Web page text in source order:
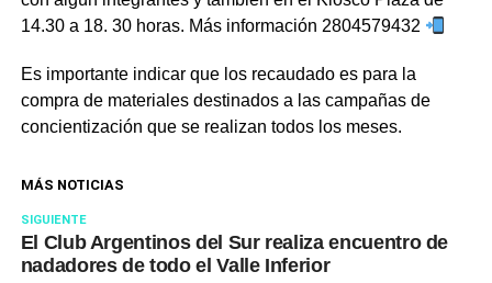
14.30 a 18. 30 horas. Más información 2804579432
Es importante indicar que los recaudado es para la
compra de materiales destinados a las campañas de
concientización que se realizan todos los meses.
MÁS NOTICIAS
SIGUIENTE
El Club Argentinos del Sur realiza encuentro de
nadadores de todo el Valle Inferior